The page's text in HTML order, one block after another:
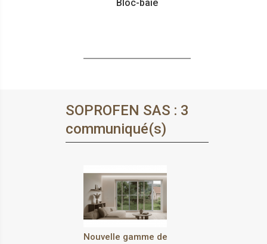
Bloc-baie
SOPROFEN SAS : 3
communiqué(s)
Nouvelle gamme de